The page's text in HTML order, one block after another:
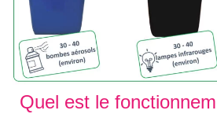
Quel est le